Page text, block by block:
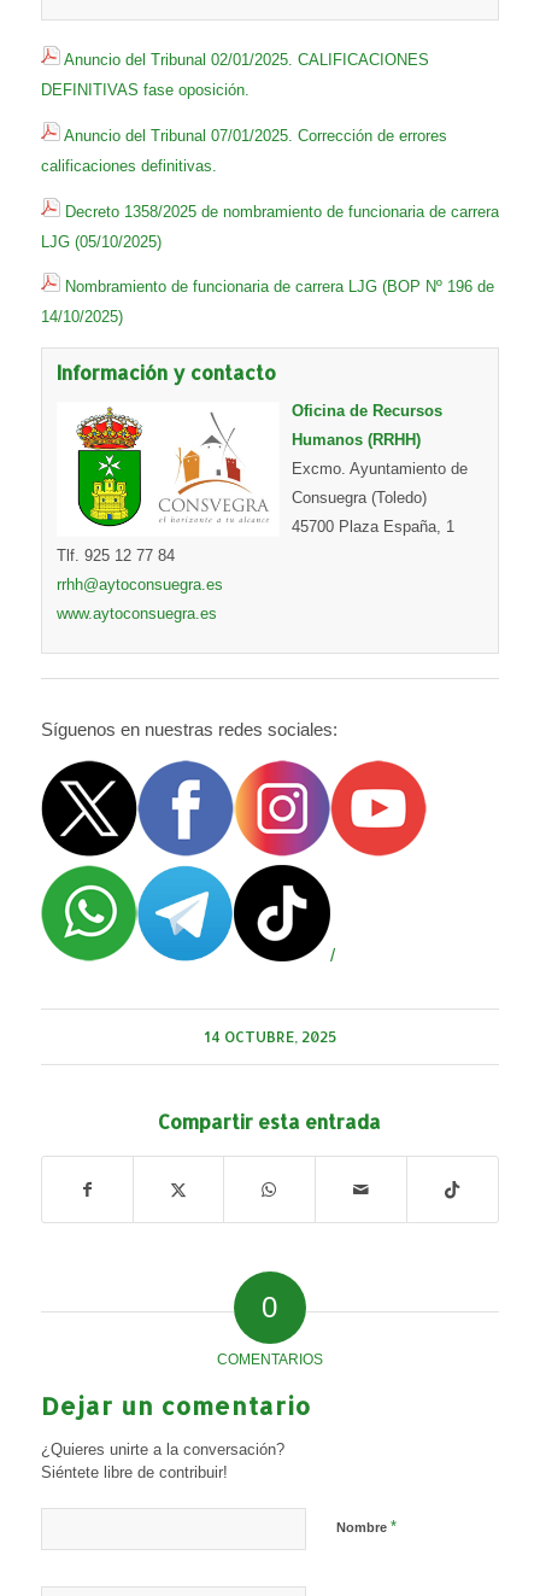
Anuncio del Tribunal 02/01/2025. CALIFICACIONES
DEFINITIVAS fase oposición.
Anuncio del Tribunal 07/01/2025. Corrección de errores
calificaciones definitivas.
Decreto 1358/2025 de nombramiento de funcionaria de carrera
LJG (05/10/2025)
Nombramiento de funcionaria de carrera LJG (BOP Nº 196 de
14/10/2025)
Información y contacto
Oficina de Recursos
Humanos (RRHH)
Excmo. Ayuntamiento de
Consuegra (Toledo)
45700 Plaza España, 1
Tlf. 925 12 77 84
rrhh@aytoconsuegra.es
www.aytoconsuegra.es
Síguenos en nuestras redes sociales:
/
14 OCTUBRE, 2025
Compartir esta entrada
0
COMENTARIOS
Dejar un comentario
¿Quieres unirte a la conversación?
Siéntete libre de contribuir!
Nombre *